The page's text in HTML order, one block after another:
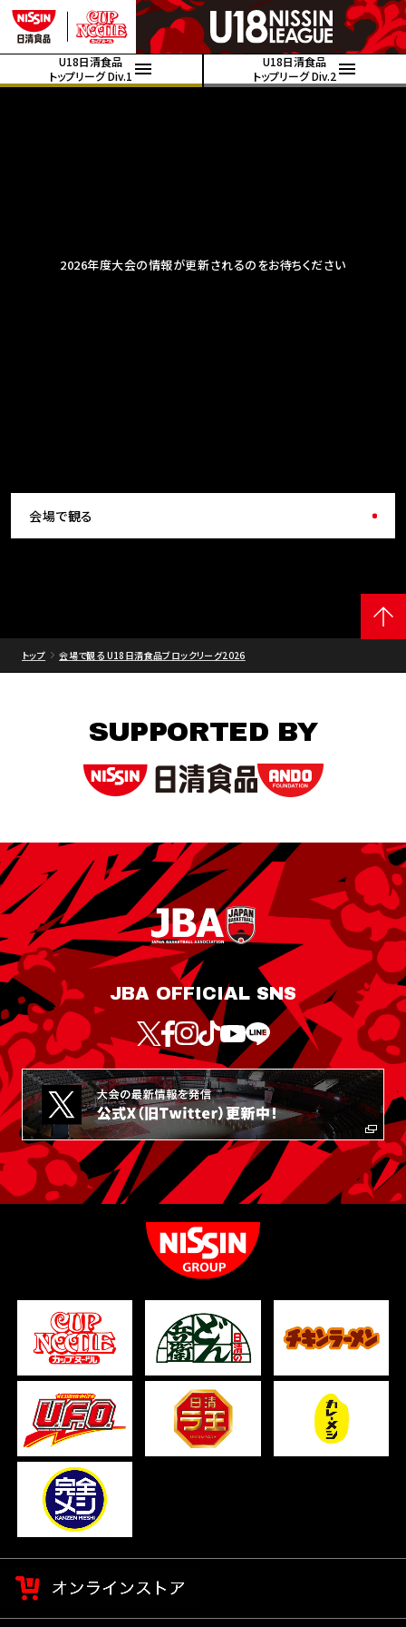
U18日清食品
トップリーグ Div.1
U18日清食品
トップリーグ Div.2
2026年度大会の情報が更新されるのをお待ちください
会場で観る
トップ 会場で観る U18日清食品ブロックリーグ2026
SUPPORTED BY
JBA OFFICIAL SNS